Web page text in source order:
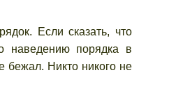
Если сказать, что
наведению порядка в
бежал. Никто никого не